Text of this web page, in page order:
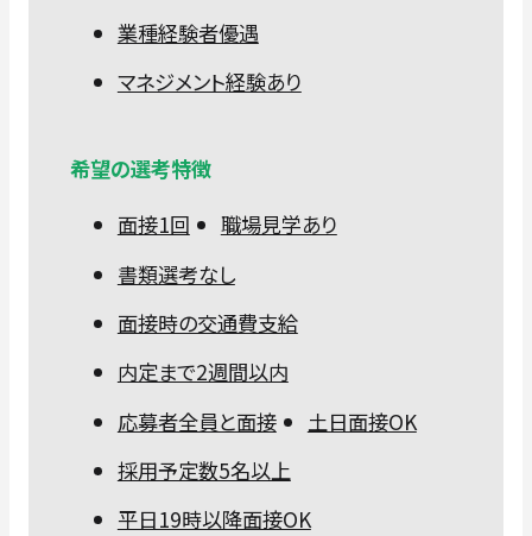
業種経験者優遇
マネジメント経験あり
希望の選考特徴
面接1回
職場見学あり
書類選考なし
面接時の交通費支給
内定まで2週間以内
応募者全員と面接
土日面接OK
採用予定数5名以上
平日19時以降面接OK